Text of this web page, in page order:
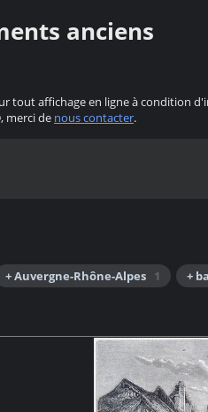
anciens
tout affichage en ligne à condition
merci de nous contacter.
+ Auvergne-Rhône-Alpes 1 +